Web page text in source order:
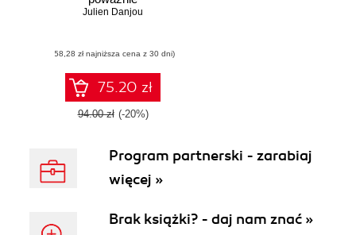
Julien Danjou
(58,28 zł najniższa cena z 30 dni)
75.20 zł
94.00 zł (-20%)
Program partnerski - zarabiaj
więcej »
Brak książki? - daj nam znać »